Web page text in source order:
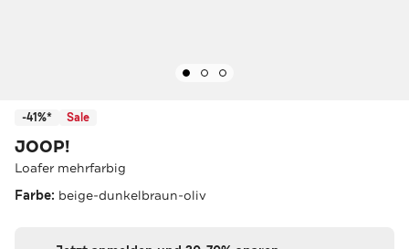
-41%* Sale
JOOP!
Loafer mehrfarbig
Farbe: beige-dunkelbraun-oliv